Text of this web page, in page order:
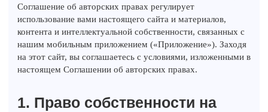
Соглашение об авторских правах регулирует
использование вами настоящего сайта и материалов,
контента и интеллектуальной собственности, связанных с
нашим мобильным приложением («Приложение»). Заходя
на этот сайт, вы соглашаетесь с условиями, изложенными в
настоящем Соглашении об авторских правах.
1. Право собственности на